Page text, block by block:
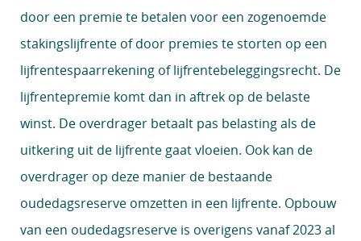
door een premie te betalen voor een zogenoemde
stakingslijfrente of door premies te storten op een
lijfrentespaarrekening of lijfrentebeleggingsrecht. De
lijfrentepremie komt dan in aftrek op de belaste
winst. De overdrager betaalt pas belasting als de
uitkering uit de lijfrente gaat vloeien. Ook kan de
overdrager op deze manier de bestaande
oudedagsreserve omzetten in een lijfrente. Opbouw
van een oudedagsreserve is overigens vanaf 2023 al